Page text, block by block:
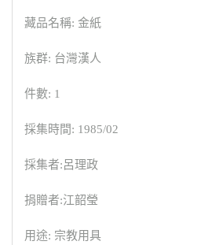
藏品名稱: 金紙
族群: 台灣漢人
件數: 1
採集時間: 1985/02
採集者:呂理政
捐贈者:江韶瑩
用途: 宗教用具